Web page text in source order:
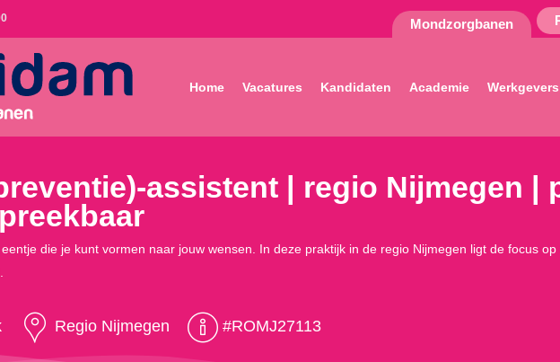
Mondzorgbanen
Home Vacatures Kandidaten Academie Werkgevers
assistent | regio Nijmegen |
die je kunt vormen naar jouw wensen. In deze praktijk in de regio Nijmegen ligt de focus
Regio Nijmegen #ROMJ27113